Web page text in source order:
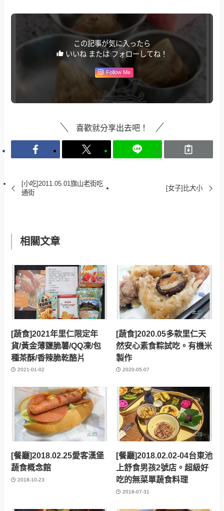
この記事が気に入ったら
いいね または フォローしてね！
Follow Me
喜歡就分享出去吧！
[小吃]2011.05.01旗山老街吃
通街
[女子]比大小
相關文章
[蔬食]2021年里仁限定年
貨/黃金薄鹽脆薯/QQ凍/包
種茶酥/香辣脆乾酪片
2021-01-02
[蔬食]2020.05多款里仁天
然安心素食粽試吃。有機米
製作
2020-05-07
[餐廳]2018.02.25愛客漢堡
蔬食概念館
2018-10-23
[餐廳]2018.02.02-04台東池
上舒食男孩2號店。超級好
吃的無菜單蔬食料理
2018-07-31